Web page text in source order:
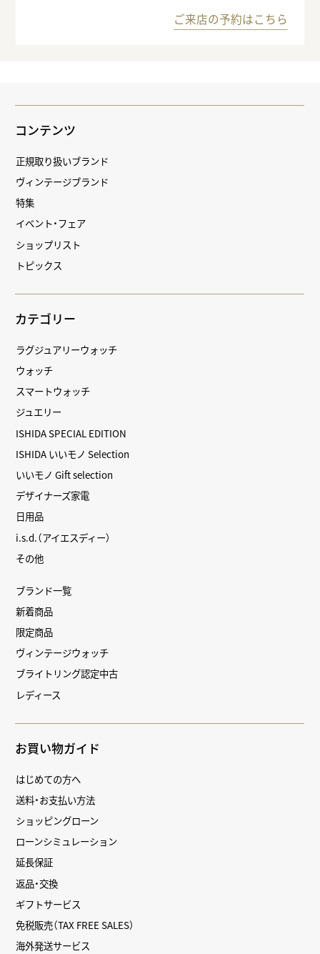
ご来店の予約はこちら
コンテンツ
正規取り扱いブランド
ヴィンテージブランド
特集
イベント・フェア
ショップリスト
トピックス
カテゴリー
ラグジュアリーウォッチ
ウォッチ
スマートウォッチ
ジュエリー
ISHIDA SPECIAL EDITION
ISHIDA いいモノ Selection
いいモノ Gift selection
デザイナーズ家電
日用品
i.s.d.（アイエスディー）
その他
ブランド一覧
新着商品
限定商品
ヴィンテージウォッチ
ブライトリング認定中古
レディース
お買い物ガイド
はじめての方へ
送料・お支払い方法
ショッピングローン
ローンシミュレーション
延長保証
返品・交換
ギフトサービス
免税販売（TAX FREE SALES）
海外発送サービス